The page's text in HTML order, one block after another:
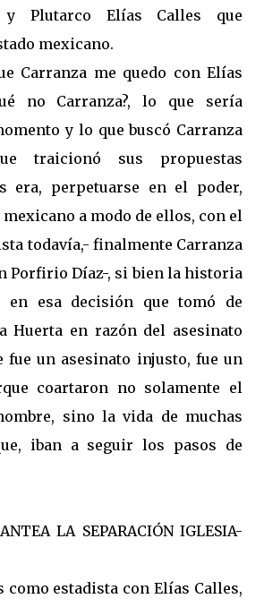
y Plutarco Elías Calles que
mexicano.
Carranza me quedo con Elías
no Carranza?, lo que sería
y lo que buscó Carranza
traicionó sus propuestas
era, perpetuarse en el poder,
a modo de ellos, con el
todavía,- finalmente Carranza
Porfirio Díaz-, si bien la historia
en esa decisión que tomó de
Huerta en razón del asesinato
fue un asesinato injusto, fue un
coartaron no solamente el
sino la vida de muchas
iban a seguir los pasos de
LA SEPARACIÓN IGLESIA-
como estadista con Elías Calles,